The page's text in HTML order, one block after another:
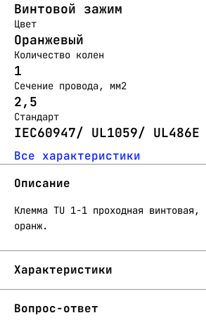
Винтовой зажим
Цвет
Оранжевый
Количество колен
1
Сечение провода, мм2
2,5
Стандарт
IEC60947/ UL1059/ UL486E
Все характеристики
Описание
Клемма TU 1-1 проходная
оранж.
Характеристики
Вопрос-ответ